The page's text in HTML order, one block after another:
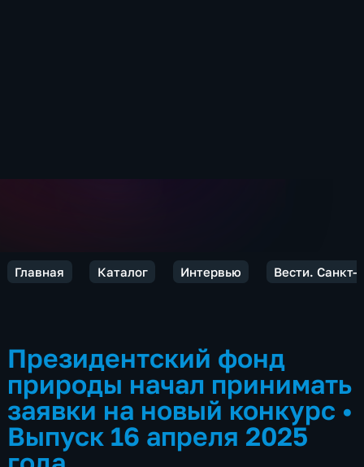
Главная Каталог Интервью Вести. Санкт-
Президентский фонд
природы начал принимать
заявки на новый конкурс •
Выпуск 16 апреля 2025